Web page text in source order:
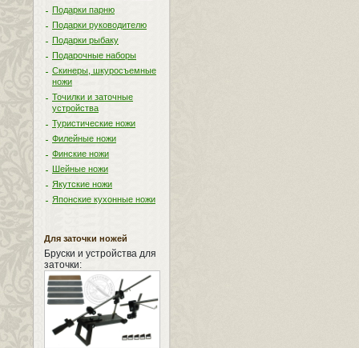
Подарки парню
Подарки руководителю
Подарки рыбаку
Подарочные наборы
Скинеры, шкуросъемные
ножи
Точилки и заточные
устройства
Туристические ножи
Филейные ножи
Финские ножи
Шейные ножи
Якутские ножи
Японские кухонные ножи
Для заточки ножей
Бруски и устройства для
заточки: